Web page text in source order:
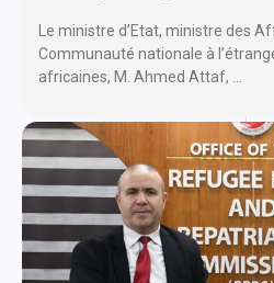
Le ministre d’Etat, ministre des
Communauté nationale à
africaines, M. Ahmed Attaf, …